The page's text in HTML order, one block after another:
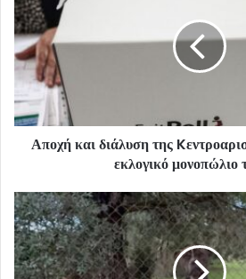
Αποχή και διάλυση της
εκλογικό μονοπώλιο